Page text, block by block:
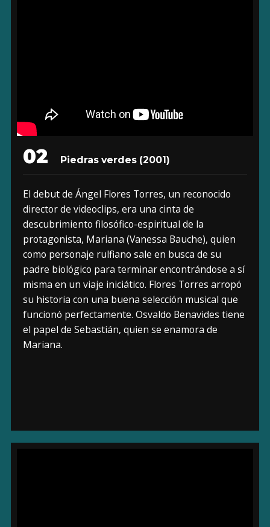
02 Piedras verdes (2001)
El debut de Ángel Flores Torres, un reconocido
director de videoclips, era una cinta de
descubrimiento filosófico-espiritual de la
protagonista, Mariana (Vanessa Bauche), quien
como personaje rulfiano sale en busca de su
padre biológico para terminar encontrándose a sí
misma en un viaje iniciático. Flores Torres arropó
su historia con una buena selección musical que
funcionó perfectamente. Osvaldo Benavides tiene
el papel de Sebastián, quien se enamora de
Mariana.